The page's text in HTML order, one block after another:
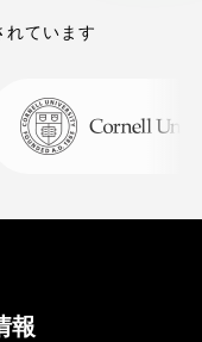
れています
報